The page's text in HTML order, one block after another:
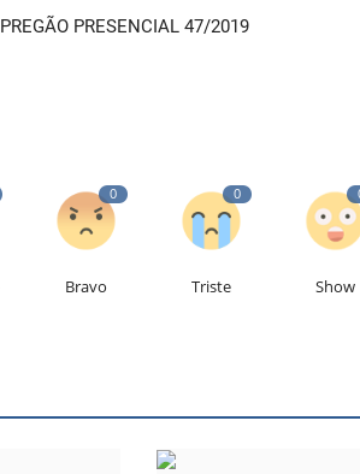
PREGÃO PRESENCIAL 47/2019
0
Bravo
0
Triste Show